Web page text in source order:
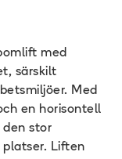
med
särskilt
Med
en horisontell
den stor
Liften